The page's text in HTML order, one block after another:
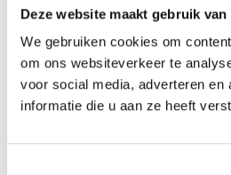
Deze website maakt gebruik van
We gebruiken cookies om
om ons websiteverkeer te
voor social media, adverteren en
informatie die u aan ze heeft